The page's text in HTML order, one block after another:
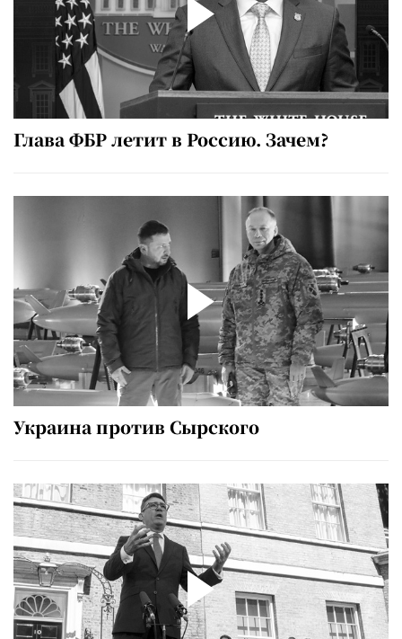
Глава ФБР летит в Россию. Зачем?
Украина против Сырского